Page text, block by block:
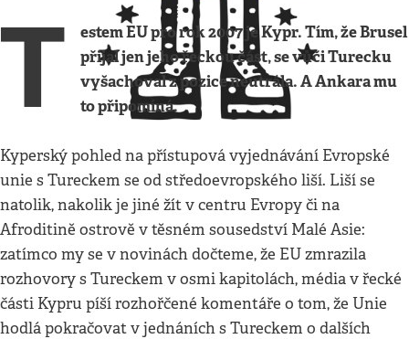
T
estem EU pro rok 2007 je Kypr. Tím, že Brusel
přijal jen jeho řeckou část, se vůči Turecku
vyšachoval z pozice neutrála. A Ankara mu
to připomíná.
Kyperský pohled na přístupová vyjednávání Evropské
unie s Tureckem se od středoevropského liší. Liší se
natolik, nakolik je jiné žít v centru Evropy či na
Afroditině ostrově v těsném sousedství Malé Asie:
zatímco my se v novinách dočteme, že EU zmrazila
rozhovory s Tureckem v osmi kapitolách, média v řecké
části Kypru píší rozhořčené komentáře o tom, že Unie
hodlá pokračovat v jednáních s Tureckem o dalších